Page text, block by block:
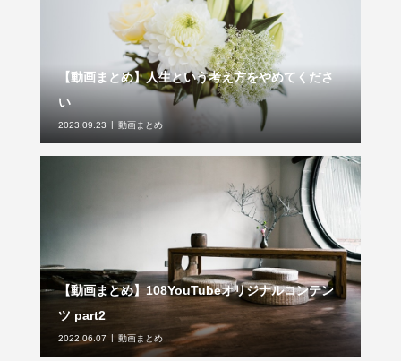
【動画まとめ】人生という考え方をやめてくださ
い
2023.09.23 動画まとめ
【動画まとめ】108YouTubeオリジナルコンテン
ツ part2
2022.06.07 動画まとめ